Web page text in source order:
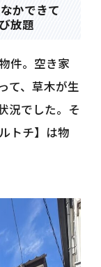
かできて
放題
件。空き家
て、草木が生
況でした。そ
トチ】は物